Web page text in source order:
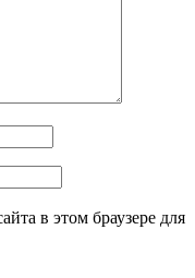
в этом браузере для